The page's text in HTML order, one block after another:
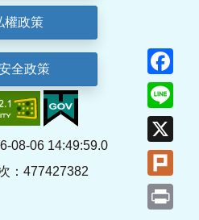
權政策
全政策
08-06 14:49:59.0
：477427382